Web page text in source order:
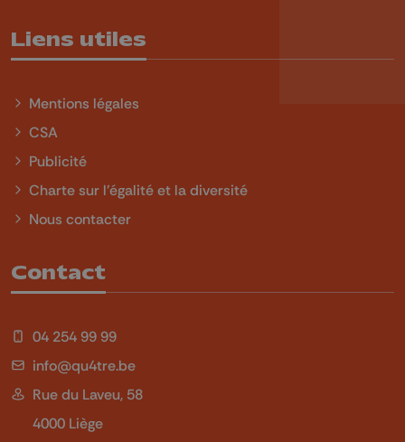
Liens utiles
Mentions légales
CSA
Publicité
Charte sur l'égalité et la diversité
Nous contacter
Contact
04 254 99 99
info@qu4tre.be
Rue du Laveu, 58
4000 Liège